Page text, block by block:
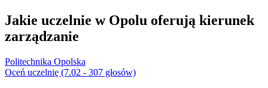
Jakie uczelnie w Opolu oferują kierunek
zarządzanie
Politechnika Opolska
Oceń uczelnię (7.02 - 307 głosów)